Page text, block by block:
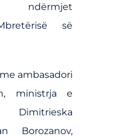
ndërmjet
së
ambasadori
ministrja e
Dimitrieska
Borozanov,